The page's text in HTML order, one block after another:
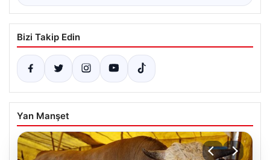
Bizi Takip Edin
Yan Manşet